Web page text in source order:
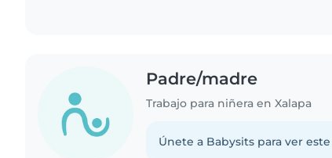
Padre/madre
Trabajo para niñera en Xalapa
Únete a Babysits para ver